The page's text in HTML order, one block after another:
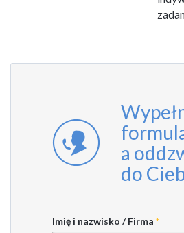
a
do
Imię i nazwisko / Firma *